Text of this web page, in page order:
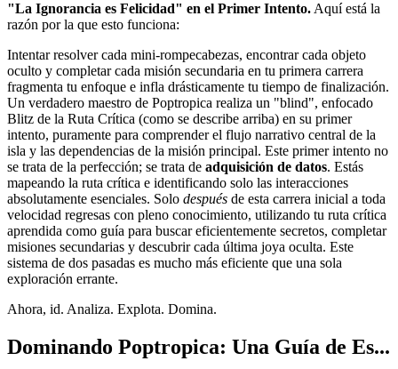
"La Ignorancia es Felicidad" en el Primer Intento. Aquí está la
razón por la que esto funciona:
Intentar resolver cada mini-rompecabezas, encontrar cada objeto
oculto y completar cada misión secundaria en tu primera carrera
fragmenta tu enfoque e infla drásticamente tu tiempo de finalización.
Un verdadero maestro de Poptropica realiza un "blind", enfocado
Blitz de la Ruta Crítica (como se describe arriba) en su primer
intento, puramente para comprender el flujo narrativo central de la
isla y las dependencias de la misión principal. Este primer intento no
se trata de la perfección; se trata de adquisición de datos. Estás
mapeando la ruta crítica e identificando solo las interacciones
absolutamente esenciales. Solo después de esta carrera inicial a toda
velocidad regresas con pleno conocimiento, utilizando tu ruta crítica
aprendida como guía para buscar eficientemente secretos, completar
misiones secundarias y descubrir cada última joya oculta. Este
sistema de dos pasadas es mucho más eficiente que una sola
exploración errante.
Ahora, id. Analiza. Explota. Domina.
Dominando Poptropica: Una Guía de Es...